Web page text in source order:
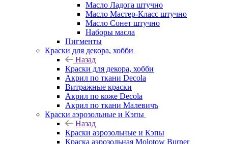
Масло Ладога штучно
Масло Мастер-Класс штучно
Масло Сонет штучно
Наборы масла
Пигменты
Краски для декора, хобби
Назад
Краски для декора, хобби
Акрил по ткани Decola
Витражные краски
Акрил по коже Decola
Акрил по ткани Малевичъ
Краски аэрозольные и Кэпы
Назад
Краски аэрозольные и Кэпы
Краска аэрозольная Molotow Burner